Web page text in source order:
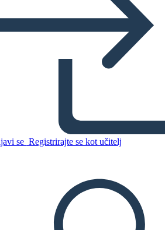
se Registrirajte se kot učitelj
de Pandora
DIAPROJEKCIJE
PREBERI MI